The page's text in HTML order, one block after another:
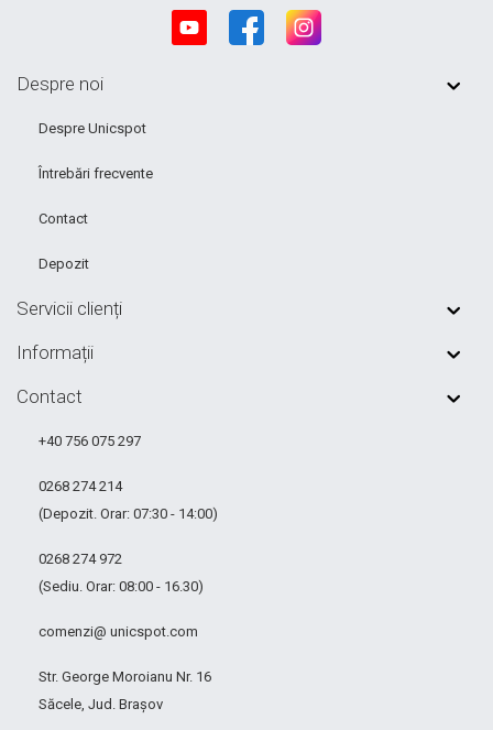
Despre noi
Despre Unicspot
Întrebări frecvente
Contact
Depozit
Servicii clienți
Informații
Contact
+40 756 075 297
0268 274 214
(Depozit. Orar: 07:30 - 14:00)
0268 274 972
(Sediu. Orar: 08:00 - 16.30)
comenzi@ unicspot.com
Str. George Moroianu Nr. 16
Săcele, Jud. Brașov